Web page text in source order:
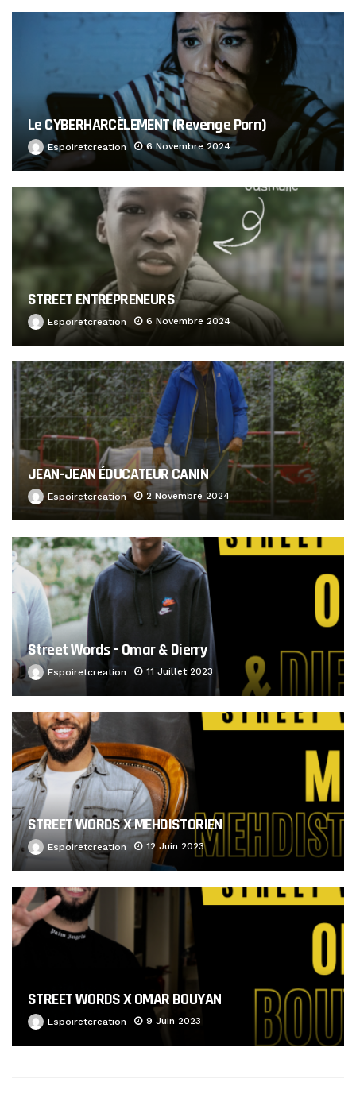
Le CYBERHARCÈLEMENT (Revenge Porn)
Espoiretcreation 6 Novembre 2024
STREET ENTREPRENEURS
Espoiretcreation 6 Novembre 2024
JEAN-JEAN ÉDUCATEUR CANIN
Espoiretcreation 2 Novembre 2024
Street Words – Omar & Dierry
Espoiretcreation 11 Juillet 2023
STREET WORDS X MEHDISTORIEN
Espoiretcreation 12 Juin 2023
STREET WORDS X OMAR BOUYAN
Espoiretcreation 9 Juin 2023